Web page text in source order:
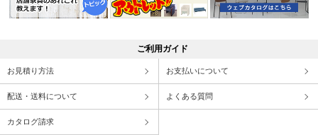
ご利用ガイド
お見積り方法 お支払いについて
配送・送料について よくある質問
カタログ請求